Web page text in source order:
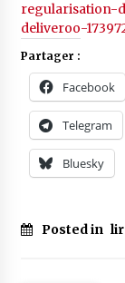
regularisation-
deliveroo-
Partager :
Facebook
Telegram
Bluesky
Posted in